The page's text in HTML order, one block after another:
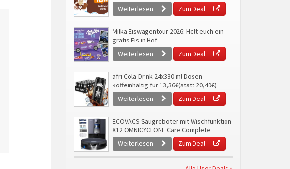
Weiterlesen
Zum Deal
Milka Eiswagentour 2026: Holt euch ein
gratis Eis in Hof
Weiterlesen
Zum Deal
afri Cola-Drink 24x330 ml Dosen
koffeinhaltig für 13,36€(statt 20,40€)
Weiterlesen
Zum Deal
ECOVACS Saugroboter mit Wischfunktion
X12 OMNICYCLONE Care Complete
Weiterlesen
Zum Deal